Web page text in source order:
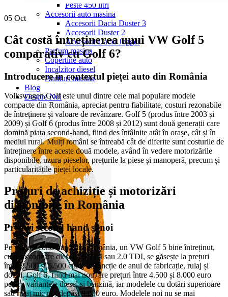
Peste 450 litri
Accesorii auto masina
Accesorii Dacia Duster 3
Accesorii Duster 2
Accesorii Dacia Jogger
Parfum masina
Copertine auto
Incalzitor diesel
Antifurt masina
Blog
Despre Noi
05 Oct
Cât costă întreținerea unui VW Golf 5
comparativ cu Golf 6?
Introducere în contextul pieței auto din România
Volkswagen Golf este unul dintre cele mai populare modele
compacte din România, apreciat pentru fiabilitate, costuri rezonabile
de întreținere și valoare de revânzare. Golf 5 (produs între 2003 și
2009) și Golf 6 (produs între 2008 și 2012) sunt două generații care
domină piața second-hand, fiind des întâlnite atât în orașe, cât și în
mediul rural. Mulți români se întreabă cât de diferite sunt costurile de
întreținere între aceste două modele, având în vedere motorizările
disponibile, uzura pieselor, prețurile la piese și manoperă, precum și
particularitățile pieței locale.
Prețuri de achiziție și motorizări
disponibile în România
Prețuri second hand și noi
Pe piața second-hand din România, un VW Golf 5 bine întreținut,
cu o motorizare diesel 1.9 TDI sau 2.0 TDI, se găsește la prețuri
între 2.500 și 5.500 euro, în funcție de anul de fabricație, rulaj și
dotări. Golf 6, fiind mai nou, are prețuri între 4.500 și 8.000 euro
pentru variantele diesel și benzină, iar modelele cu dotări superioare
sau rulaj mic pot depăși 9.000 euro. Modelele noi nu se mai